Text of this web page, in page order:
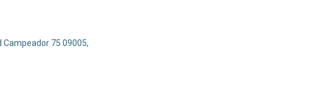
Campeador 75 09005,